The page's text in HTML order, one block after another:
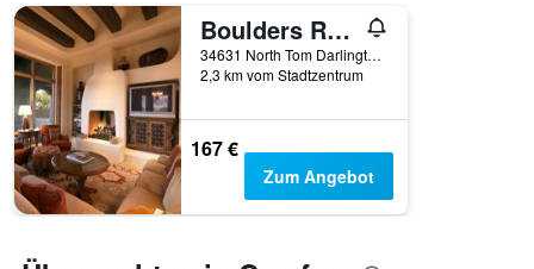
Boulders Resort & Spa Scottsdale, Curio Collection by Hilton
34631 North Tom Darlington Drive, Carefree, AZ, USA
2,3 km vom Stadtzentrum
167 €
Zum Angebot